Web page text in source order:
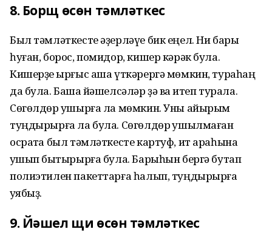
8. Борщ өсөн тәмләткес
Был тәмләткесте әҙерләүе бик еңел. Ни бары
һуған, борос, помидор, кишер кәрәк була.
Кишерҙе ҡырғыс аша үткәрергә мөмкин, тураһаң
да була. Башҡа йәшелсәләр ҙә ваҡ итеп турала.
Сөгөлдөр ҡушырға ла мөмкин. Уны айырым
туңдырырға ла була. Сөгөлдөр ҡушылмаған
осраҡта был тәмләткесте картуф, ит араһына
ҡушып быҡтырырға була. Барыһын бергә бутап
полиэтилен пакеттарға һалып, туңдырырға
ҡуябыҙ.
9. Йәшел щи өсөн тәмләткес